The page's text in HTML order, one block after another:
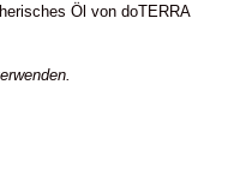
Öl von doTERRA